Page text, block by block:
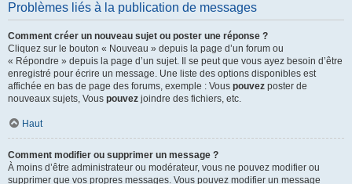
Problèmes liés à la publication de messages
Comment créer un nouveau sujet ou poster une réponse ?
Cliquez sur le bouton « Nouveau » depuis la page d’un forum ou
« Répondre » depuis la page d’un sujet. Il se peut que vous ayez besoin d’être
enregistré pour écrire un message. Une liste des options disponibles est
affichée en bas de page des forums, exemple : Vous pouvez poster de
nouveaux sujets, Vous pouvez joindre des fichiers, etc.
Haut
Comment modifier ou supprimer un message ?
À moins d’être administrateur ou modérateur, vous ne pouvez modifier ou
supprimer que vos propres messages. Vous pouvez modifier un message